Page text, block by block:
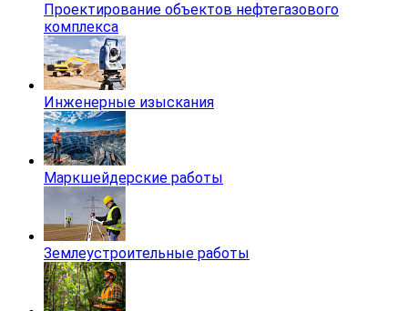
Проектирование объектов нефтегазового
комплекса
Инженерные изыскания
Маркшейдерские работы
Землеустроительные работы